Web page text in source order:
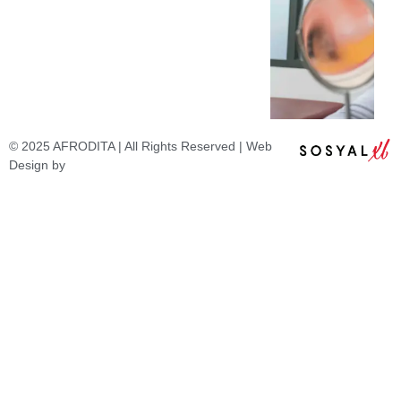
© 2025 AFRODITA | All Rights Reserved | Web
Design by